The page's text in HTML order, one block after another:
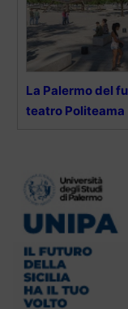
La Palermo del
teatro Politeama